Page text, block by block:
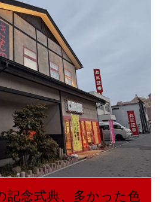
記念式典、多かった色